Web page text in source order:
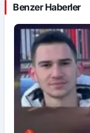
Benzer Haberler